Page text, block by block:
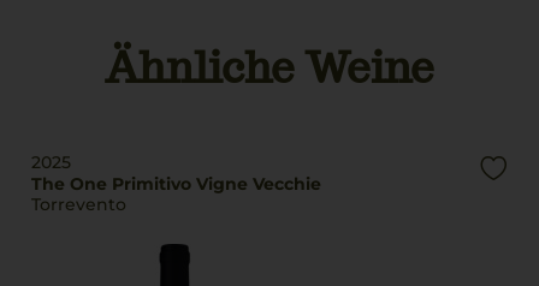
Rebsorten
100% Primitivo
18 °C
Alkoholgehalt
Italien
Geschmack
Ähnliche Weine
2025
The One Primitivo Vigne Vecchie
Torrevento